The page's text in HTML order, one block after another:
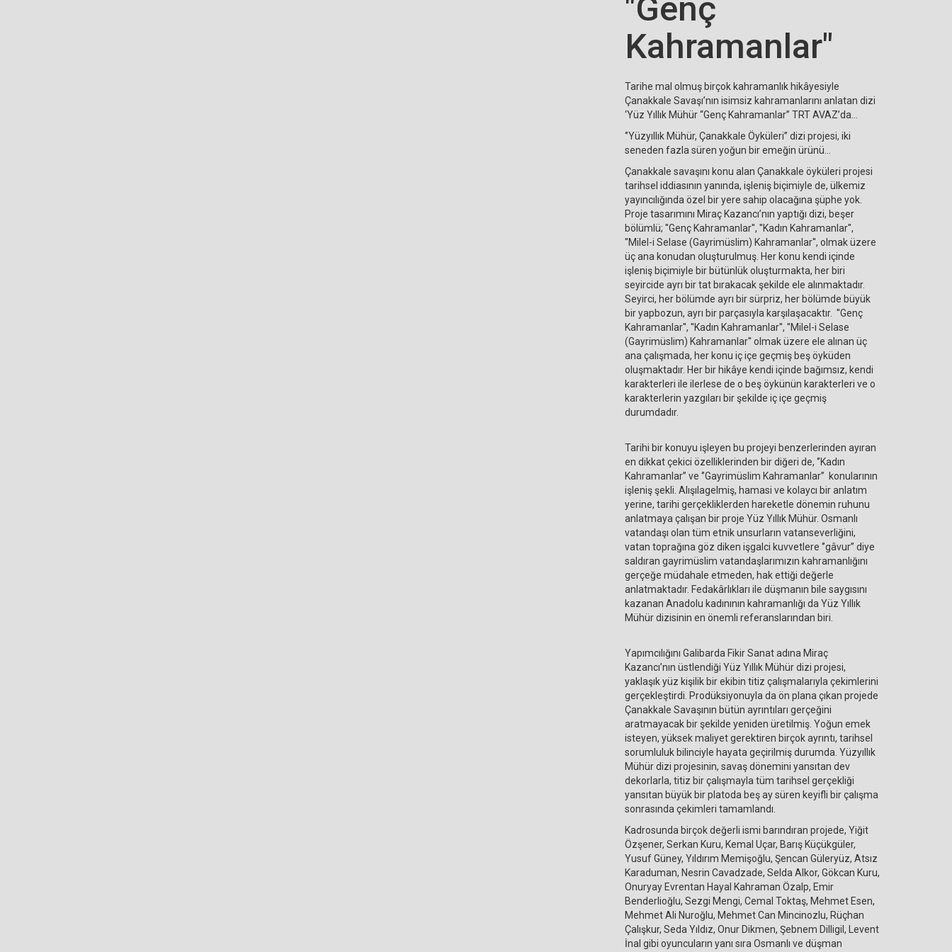
"Genç
Kahramanlar"
Tarihe mal olmuş birçok kahramanlık hikâyesiyle
Çanakkale Savaşı’nın isimsiz kahramanlarını anlatan dizi
‘Yüz Yıllık Mühür “Genç Kahramanlar” TRT AVAZ’da…
‘’Yüzyıllık Mühür, Çanakkale Öyküleri’’ dizi projesi, iki
seneden fazla süren yoğun bir emeğin ürünü...
Çanakkale savaşını konu alan Çanakkale öyküleri projesi
tarihsel iddiasının yanında, işleniş biçimiyle de, ülkemiz
yayıncılığında özel bir yere sahip olacağına şüphe yok.
Proje tasarımını Miraç Kazancı’nın yaptığı dizi, beşer
bölümlü; ''Genç Kahramanlar'', ''Kadın Kahramanlar'',
''Milel-i Selase (Gayrimüslim) Kahramanlar'', olmak üzere
üç ana konudan oluşturulmuş. Her konu kendi içinde
işleniş biçimiyle bir bütünlük oluşturmakta, her biri
seyircide ayrı bir tat bırakacak şekilde ele alınmaktadır.
Seyirci, her bölümde ayrı bir sürpriz, her bölümde büyük
bir yapbozun, ayrı bir parçasıyla karşılaşacaktır. ''Genç
Kahramanlar'', ''Kadın Kahramanlar'', ''Milel-i Selase
(Gayrimüslim) Kahramanlar'' olmak üzere ele alınan üç
ana çalışmada, her konu iç içe geçmiş beş öyküden
oluşmaktadır. Her bir hikâye kendi içinde bağımsız, kendi
karakterleri ile ilerlese de o beş öykünün karakterleri ve o
karakterlerin yazgıları bir şekilde iç içe geçmiş
durumdadır.
Tarihi bir konuyu işleyen bu projeyi benzerlerinden ayıran
en dikkat çekici özelliklerinden bir diğeri de, ‘’Kadın
Kahramanlar’’ ve ‘’Gayrimüslim Kahramanlar’’ konularının
işleniş şekli. Alışılagelmiş, hamasi ve kolaycı bir anlatım
yerine, tarihi gerçekliklerden hareketle dönemin ruhunu
anlatmaya çalışan bir proje Yüz Yıllık Mühür. Osmanlı
vatandaşı olan tüm etnik unsurların vatanseverliğini,
vatan toprağına göz diken işgalci kuvvetlere ‘’gâvur’’ diye
saldıran gayrimüslim vatandaşlarımızın kahramanlığını
gerçeğe müdahale etmeden, hak ettiği değerle
anlatmaktadır. Fedakârlıkları ile düşmanın bile saygısını
kazanan Anadolu kadınının kahramanlığı da Yüz Yıllık
Mühür dizisinin en önemli referanslarından biri.
Yapımcılığını Galibarda Fikir Sanat adına Miraç
Kazancı’nın üstlendiği Yüz Yıllık Mühür dizi projesi,
yaklaşık yüz kişilik bir ekibin titiz çalışmalarıyla çekimlerini
gerçekleştirdi. Prodüksiyonuyla da ön plana çıkan projede
Çanakkale Savaşının bütün ayrıntıları gerçeğini
aratmayacak bir şekilde yeniden üretilmiş. Yoğun emek
isteyen, yüksek maliyet gerektiren birçok ayrıntı, tarihsel
sorumluluk bilinciyle hayata geçirilmiş durumda. Yüzyıllık
Mühür dizi projesinin, savaş dönemini yansıtan dev
dekorlarla, titiz bir çalışmayla tüm tarihsel gerçekliği
yansıtan büyük bir platoda beş ay süren keyifli bir çalışma
sonrasında çekimleri tamamlandı.
Kadrosunda birçok değerli ismi barındıran projede, Yiğit
Özşener, Serkan Kuru, Kemal Uçar, Barış Küçükgüler,
Yusuf Güney, Yıldırım Memişoğlu, Şencan Güleryüz, Atsız
Karaduman, Nesrin Cavadzade, Selda Alkor, Gökcan Kuru,
Onuryay Evrentan Hayal Kahraman Özalp, Emir
Benderlioğlu, Sezgi Mengi, Cemal Toktaş, Mehmet Esen,
Mehmet Ali Nuroğlu, Mehmet Can Mincinozlu, Rüçhan
Çalışkur, Seda Yıldız, Onur Dikmen, Şebnem Dilligil, Levent
İnal gibi oyuncuların yanı sıra Osmanlı ve düşman